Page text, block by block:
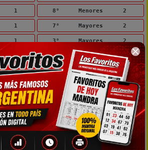
1
1
1
1
1
1
1
1
1
1
8° Menores 2
7° Mayores 2
3° Mayores 2
4° Mayores 2
2° Menores 1
Menores 1
5° Menores 1
6° Menores 1
13° Mayores 1
1° Mayores 1